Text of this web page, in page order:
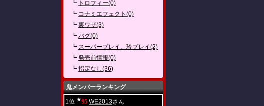
┗ トロフィー(0)
┗ コナミエフェクト(0)
┗ 裏ワザ(3)
┗ バグ(0)
┗ スーパープレイ、珍プレイ(2)
┗ 発売前情報(0)
┗ 指定なし(36)
鬼メンバーランキング
1位 ★95 WE2013さん